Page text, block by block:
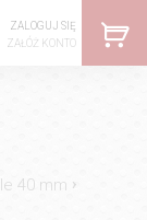
ZALOGUJ SIĘ
ZAŁÓŻ KONTO
40 mm ›